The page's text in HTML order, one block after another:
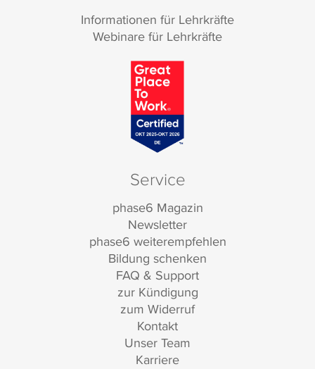
Informationen für Lehrkräfte
Webinare für Lehrkräfte
Service
phase6 Magazin
Newsletter
phase6 weiterempfehlen
Bildung schenken
FAQ & Support
zur Kündigung
zum Widerruf
Kontakt
Unser Team
Karriere